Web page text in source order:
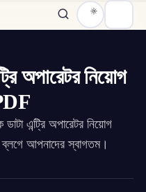
অপারেটর নিয়োগ
ডাটা এন্ট্রি অপারেটর নিয়োগ
ব্লগে আপনাদের স্বাগতম।